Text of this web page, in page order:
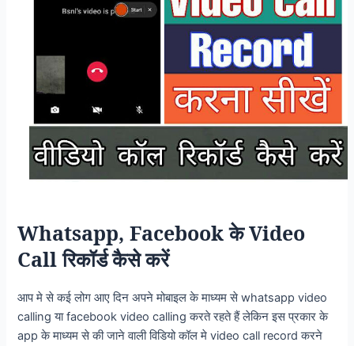
Whatsapp, FacebookकेVideo
Callरिकॉर्ड कैसे करें
आप मे से कई लोग आए दिन अपने मोबाइल के माध्यम से whatsapp video
calling या facebook video calling करते रहते हैं लेकिन इस प्रकार के
app के माध्यम से की जाने वाली विडियो कॉल मे video call record करने